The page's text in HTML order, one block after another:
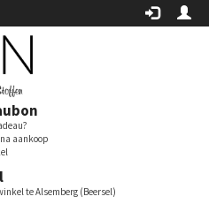
aankoop
te Alsemberg (Beersel)